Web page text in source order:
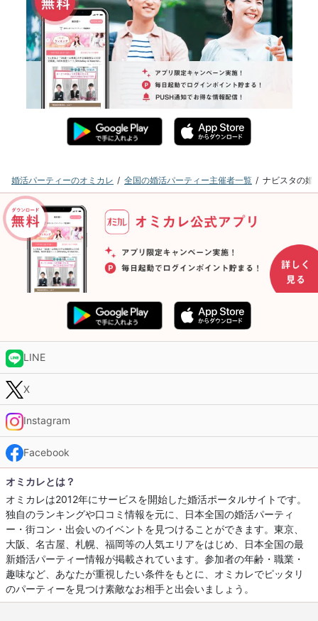
婚活パーティーのオミカレ 全国の婚活パーティー主催者一覧 ナビスタの婚
LINE
X
Instagram
Facebook
オミカレとは？
オミカレは2012年にサービスを開始した婚活ポータルサイトです。
独自のランキングや口コミ情報を元に、日本全国の婚活パーティ
ー・街コン・出会いのイベントを見つけることができます。東京、
大阪、名古屋、札幌、福岡等の人気エリアをはじめ、日本全国の最
新婚活パーティー情報が掲載されています。参加者の年齢・職業・
趣味など、あなたが重視したい条件をもとに、オミカレでピッタリ
のパーティーを見つけ素敵なお相手と出会いましょう。